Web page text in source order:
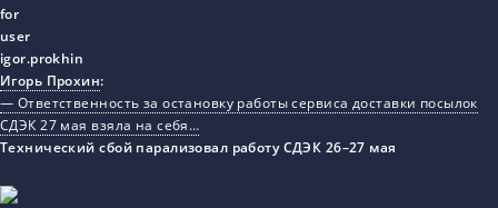
Игорь Прохин:
— Ответственность за остановку работы сервиса доставки посылок
СДЭК 27 мая взяла на себя…
Технический сбой парализовал работу СДЭК 26–27 мая